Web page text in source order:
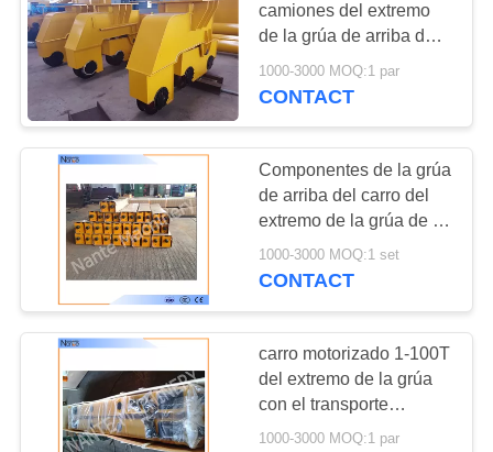
MAPA
DEL
SITIO
PRIVACY
POLICY
camiones del extremo
de la grúa de arriba de
la viga del doble con el
motor suave del Stat
1000-3000 MOQ:1 par
CONTACT
Componentes de la grúa
de arriba del carro del
extremo de la grúa de la
viga de la seguridad de
Nante solos
1000-3000 MOQ:1 set
CONTACT
carro motorizado 1-100T
del extremo de la grúa
con el transporte
autolubricador
1000-3000 MOQ:1 par